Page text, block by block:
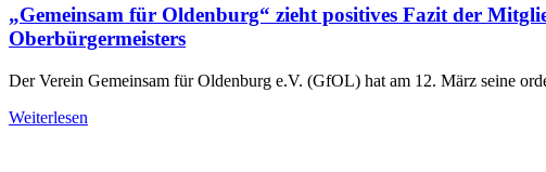
„Gemeinsam für Oldenburg“ zieht positives Fazit der
Oberbürgermeisters
Der Verein Gemeinsam für Oldenburg e.V. (GfOL) hat am 12. März seine
Weiterlesen